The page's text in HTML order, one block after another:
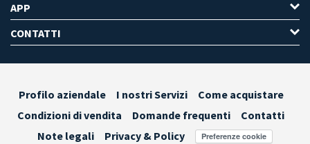
APP
CONTATTI
Profilo aziendale I nostri Servizi
Come acquistare
Condizioni di vendita
Domande frequenti
Contatti
Note legali
Privacy & Policy Preferenze cookie